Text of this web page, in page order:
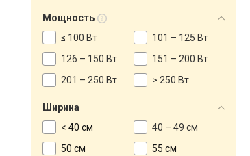
Мощность
≤ 100 Вт
101 – 125 Вт
126 – 150 Вт
151 – 200 Вт
201 – 250 Вт
> 250 Вт
Ширина
< 40 см
40 – 49 см
50 см
55 см